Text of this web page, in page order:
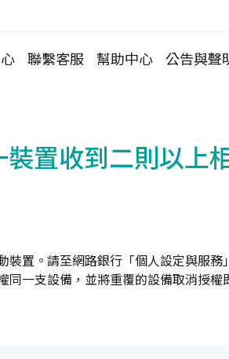
聯繫客服 幫助中心 公告與聲
置收到二則以上
裝置。請至網路銀行「個人設定與服
同一支設備，並將重覆的設備取消授權